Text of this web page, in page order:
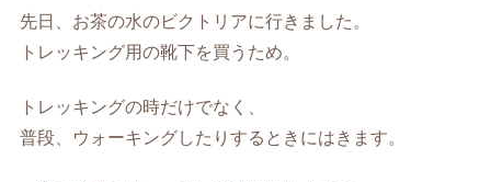
先日、お茶の水のビクトリアに行きました。
トレッキング用の靴下を買うため。
トレッキングの時だけでなく、
普段、ウォーキングしたりするときにはきます。